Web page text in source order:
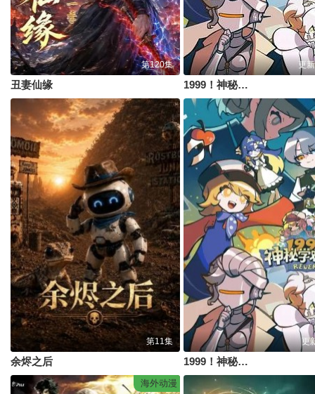
第120集
丑妻仙缘
更
1999！神秘学对策部英语
第11集
余烬之后
更
1999！神秘学对策部中配版
海外动漫